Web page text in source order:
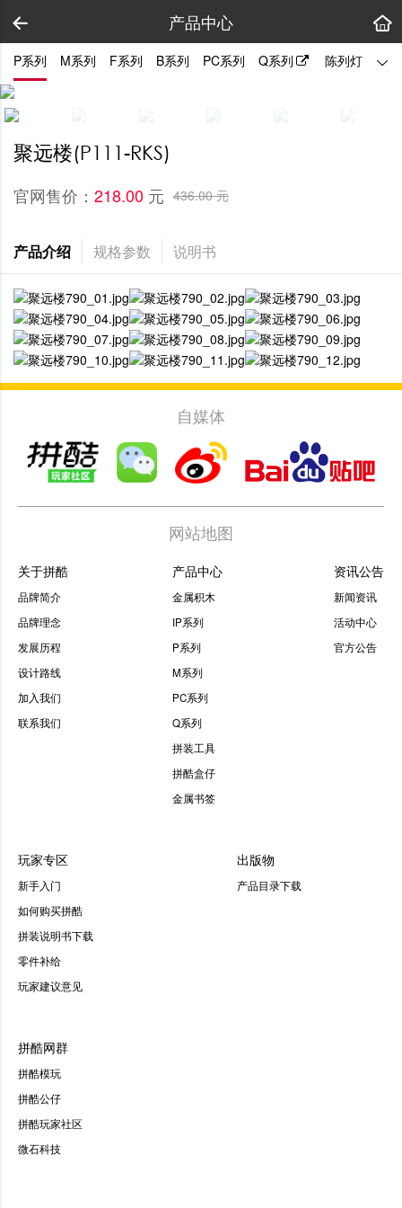
产品中心
P系列 M系列 F系列 B系列 PC系列 Q系列 陈列灯 拼
聚远楼(P111-RKS)
官网售价： 218.00 元 436.00 元
产品介绍 规格参数 说明书
自媒体
网站地图
关于拼酷
品牌简介
品牌理念
发展历程
设计路线
加入我们
联系我们
产品中心
金属积木
IP系列
P系列
M系列
PC系列
Q系列
拼装工具
拼酷盒仔
金属书签
资讯公告
新闻资讯
活动中心
官方公告
玩家专区
新手入门
如何购买拼酷
拼装说明书下载
零件补给
玩家建议意见
出版物
产品目录下载
拼酷网群
拼酷模玩
拼酷公仔
拼酷玩家社区
微石科技